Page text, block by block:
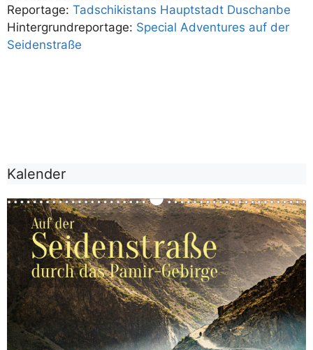
Reportage: Tadschikistans Hauptstadt Duschanbe
Hintergrundreportage: Special Adventures auf der
Seidenstraße
Kalender